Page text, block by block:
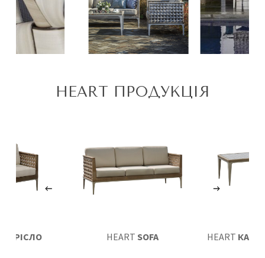
HEART ПРОДУКЦІЯ
HEART SOFA HEART
КРІСЛО